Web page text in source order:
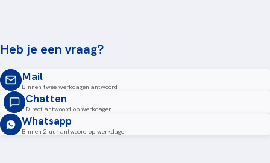
Heb je een vraag?
Mail
Binnen twee werkdagen antwoord
Chatten
Direct antwoord op werkdagen
Whatsapp
Binnen 2 uur antwoord op werkdagen